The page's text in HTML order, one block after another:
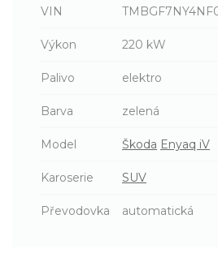
VIN
Výkon 220 kW
Palivo elektro
Barva zelená
Model Škoda Enyaq iV
Karoserie SUV
Převodovka automatická